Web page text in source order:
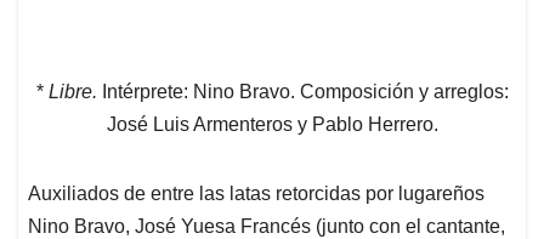
* Libre. Intérprete: Nino Bravo. Composición y arreglos:
José Luis Armenteros y Pablo Herrero.
Auxiliados de entre las latas retorcidas por lugareños
Nino Bravo, José Yuesa Francés (junto con el cantante,